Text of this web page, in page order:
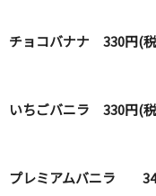
チョコバナナ 330円(
いちごバニラ 330円(
プレミアムバニラ